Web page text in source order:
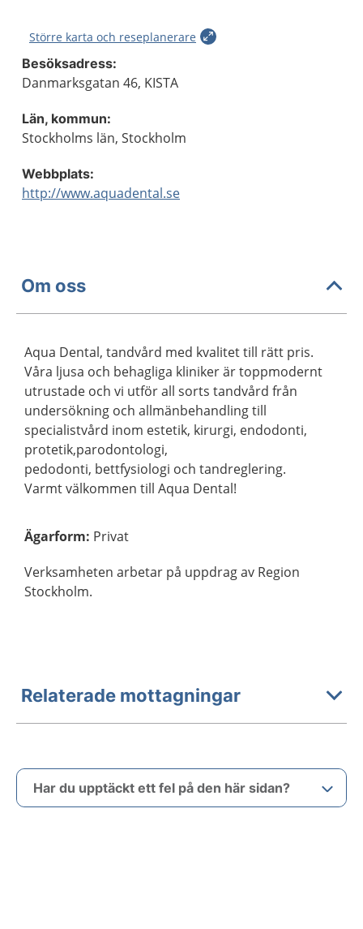
Större karta och reseplanerare
Besöksadress:
Danmarksgatan 46, KISTA
Län, kommun:
Stockholms län, Stockholm
Webbplats:
http://www.aquadental.se
Om oss
Aqua Dental, tandvård med kvalitet till rätt pris.
Våra ljusa och behagliga kliniker är toppmodernt
utrustade och vi utför all sorts tandvård från
undersökning och allmänbehandling till
specialistvård inom estetik, kirurgi, endodonti,
protetik,parodontologi,
pedodonti, bettfysiologi och tandreglering.
Varmt välkommen till Aqua Dental!
Ägarform: Privat
Verksamheten arbetar på uppdrag av Region
Stockholm.
Relaterade mottagningar
Har du upptäckt ett fel på den här sidan?